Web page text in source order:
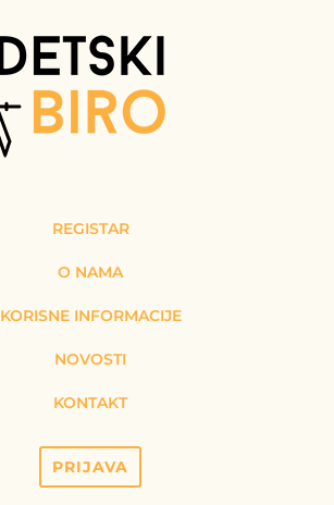
REGISTAR
O NAMA
KORISNE INFORMACIJE
NOVOSTI
KONTAKT
PRIJAVA